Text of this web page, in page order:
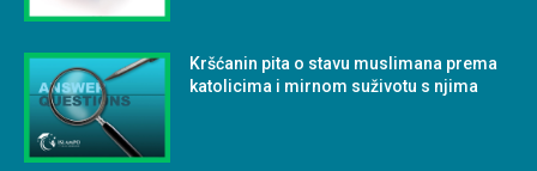
Kršćanin pita o stavu muslimana prema
katolicima i mirnom suživotu s njima